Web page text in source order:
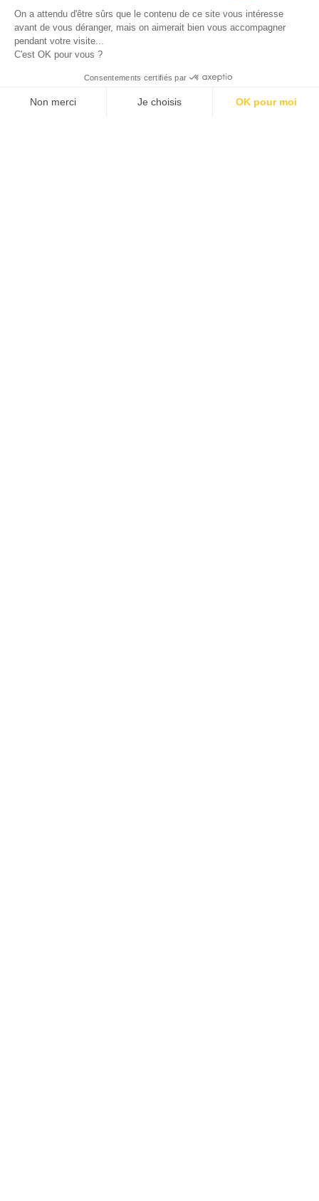
Provence-Alpes-Côte d'Azur.
On a attendu d'être sûrs que le contenu de ce site vous intéresse
avant de vous déranger, mais on aimerait bien vous accompagner
pendant votre visite...
C'est OK pour vous ?
Consentements certifiés par
Non merci Je choisis OK pour moi